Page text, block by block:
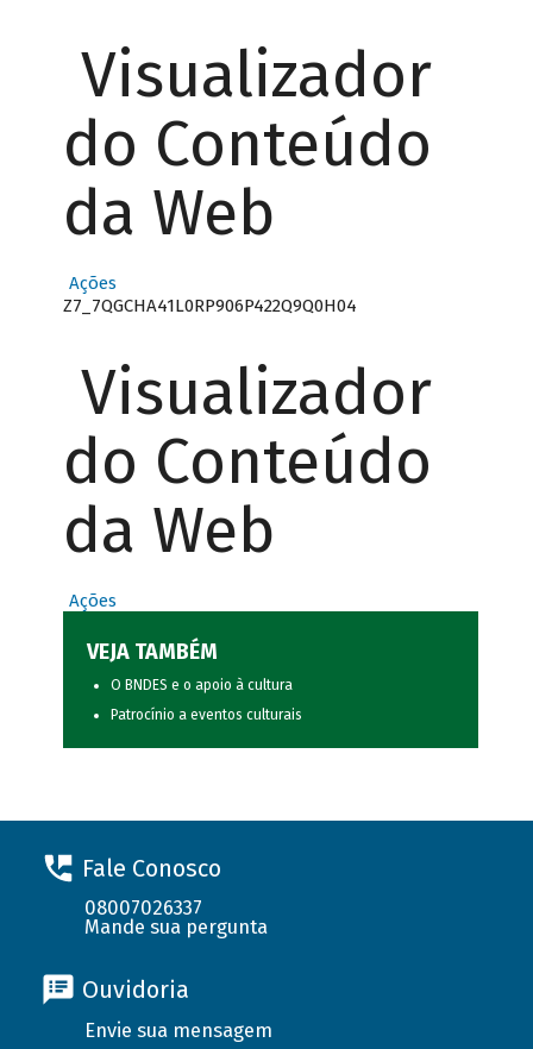
Visualizador
do Conteúdo
da Web
Ações
Z7_7QGCHA41L0RP906P422Q9Q0H04
Visualizador
do Conteúdo
da Web
Ações
VEJA TAMBÉM
O BNDES e o apoio à cultura
Patrocínio a eventos culturais
Fale Conosco
08007026337
Mande sua pergunta
Ouvidoria
Envie sua mensagem